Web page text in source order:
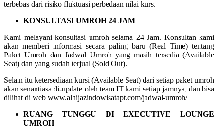
terbebas dari risiko fluktuasi perbedaan nilai kurs.
KONSULTASI UMROH 24 JAM
Kami melayani konsultasi umroh selama 24 Jam. Konsultan kami
akan memberi informasi secara paling baru (Real Time) tentang
Paket Umroh dan Jadwal Umroh yang masih tersedia (Available
Seat) dan yang sudah terjual (Sold Out).
Selain itu ketersediaan kursi (Available Seat) dari setiap paket umroh
akan senantiasa di-update oleh team IT kami setiap jamnya, dan bisa
dilihat di web www.alhijazindowisatapt.com/jadwal-umroh/
RUANG TUNGGU DI EXECUTIVE LOUNGE
UMROH